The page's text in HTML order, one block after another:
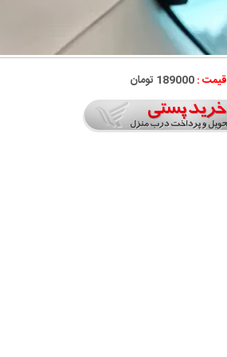
قیمت :189000 تومان